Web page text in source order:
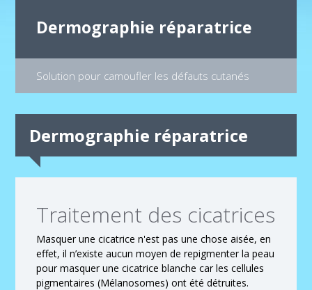
Dermographie réparatrice
Solution pour camoufler les défauts cutanés
Dermographie réparatrice
Traitement des cicatrices
Masquer une cicatrice n'est pas une chose aisée, en
effet, il n’existe aucun moyen de repigmenter la peau
pour masquer une cicatrice blanche car les cellules
pigmentaires (Mélanosomes) ont été détruites.